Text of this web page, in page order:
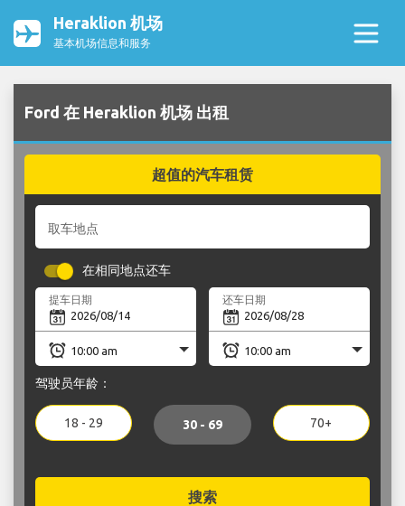
Heraklion 机场
基本机场信息和服务
Ford 在 Heraklion 机场 出租
超值的汽车租赁
取车地点
在相同地点还车
提车日期 还车日期
驾驶员年龄：
18 - 29 30 - 69 70+
搜索